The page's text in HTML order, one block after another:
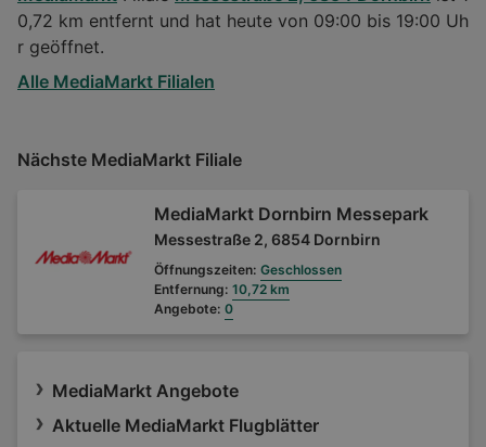
0,72 km entfernt und hat heute von 09:00 bis 19:00 Uh
r geöffnet.
Alle MediaMarkt Filialen
Nächste MediaMarkt Filiale
MediaMarkt Dornbirn Messepark
Messestraße 2, 6854 Dornbirn
Öffnungszeiten: Geschlossen
Entfernung: 10,72 km
Angebote: 0
MediaMarkt Angebote
Aktuelle MediaMarkt Flugblätter